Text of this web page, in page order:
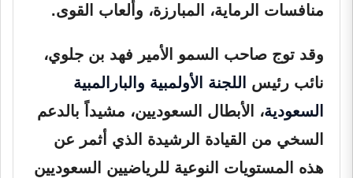
منافسات الرماية، المبارزة، وألعاب القوى.
وقد توج صاحب السمو الأمير فهد بن جلوي،
نائب رئيس
اللجنة الأولمبية والبارالمبية
السعودية، الأبطال السعوديين، مشيداً بالدعم
السخي من القيادة الرشيدة الذي أثمر عن
هذه المستويات النوعية للرياضيين السعوديين